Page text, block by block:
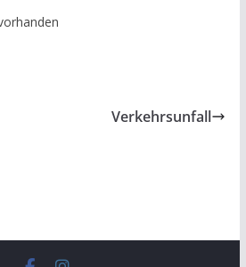
Verkehrsunfall